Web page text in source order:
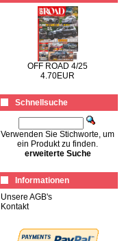
OFF ROAD 4/25
4.70EUR
Schnellsuche
Verwenden Sie Stichworte, um
ein Produkt zu finden.
erweiterte Suche
Informationen
Unsere AGB's
Kontakt